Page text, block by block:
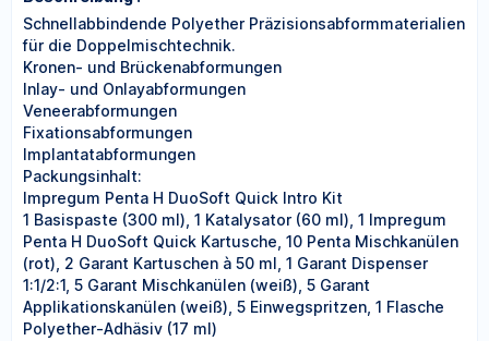
Schnellabbindende Polyether Präzisionsabformmaterialien
für die Doppelmischtechnik.
Kronen- und Brückenabformungen
Inlay- und Onlayabformungen
Veneerabformungen
Fixationsabformungen
Implantatabformungen
Packungsinhalt:
Impregum Penta H DuoSoft Quick Intro Kit
1 Basispaste (300 ml), 1 Katalysator (60 ml), 1 Impregum
Penta H DuoSoft Quick Kartusche, 10 Penta Mischkanülen
(rot), 2 Garant Kartuschen à 50 ml, 1 Garant Dispenser
1:1/2:1, 5 Garant Mischkanülen (weiß), 5 Garant
Applikationskanülen (weiß), 5 Einwegspritzen, 1 Flasche
Polyether-Adhäsiv (17 ml)